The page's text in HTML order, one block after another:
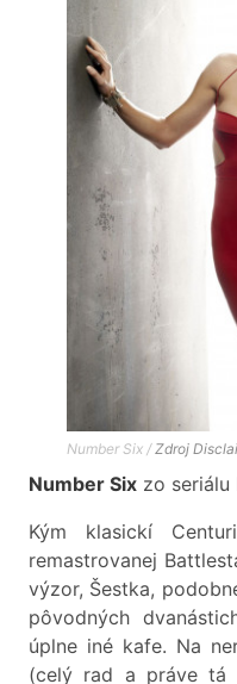
Number Six / Zdroj
Number Six zo seriálu
Kým klasickí
remastrovanej
výzor, Šestka,
pôvodných
úplne iné kafe. Na
(celý rad a práve tá